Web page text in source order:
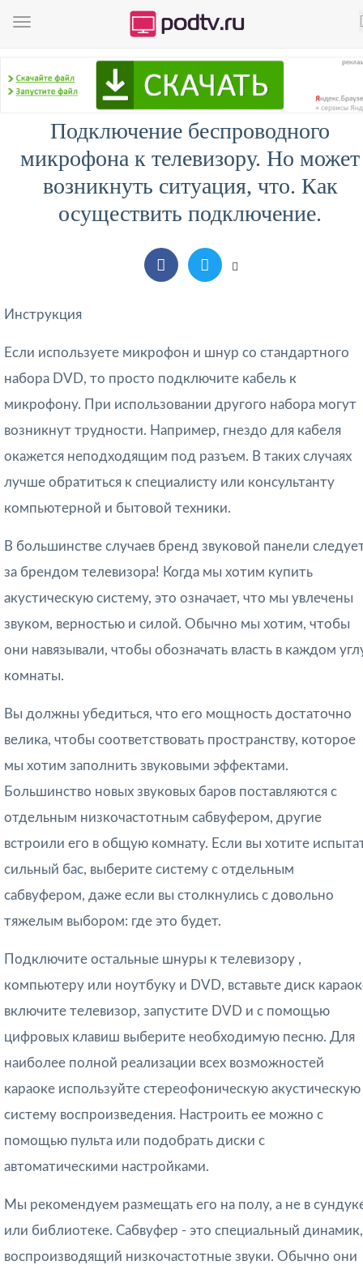
Подключение беспроводного
микрофона к телевизору. Но может
возникнуть ситуация, что. Как
осуществить подключение.
Инструкция
Если используете микрофон и шнур со стандартного
набора DVD, то просто подключите кабель к
микрофону. При использовании другого набора могут
возникнут трудности. Например, гнездо для кабеля
окажется неподходящим под разъем. В таких случаях
лучше обратиться к специалисту или консультанту
компьютерной и бытовой техники.
В большинстве случаев бренд звуковой панели
за брендом телевизора! Когда мы хотим купить
акустическую систему, это означает, что мы увлечены
звуком, верностью и силой. Обычно мы хотим, чтобы
они навязывали, чтобы обозначать власть в каждом
комнаты.
Вы должны убедиться, что его мощность достаточно
велика, чтобы соответствовать пространству, которое
мы хотим заполнить звуковыми эффектами.
Большинство новых звуковых баров поставляются с
отдельным низкочастотным сабвуфером, другие
встроили его в общую комнату. Если вы хотите
сильный бас, выберите систему с отдельным
сабвуфером, даже если вы столкнулись с довольно
тяжелым выбором: где это будет.
Подключите остальные шнуры к телевизору ,
компьютеру или ноутбуку и DVD, вставьте диск
включите телевизор, запустите DVD и с помощью
цифровых клавиш выберите необходимую песню. Для
наиболее полной реализации всех возможностей
караоке используйте стереофоническую акустическую
систему воспроизведения. Настроить ее можно с
помощью пульта или подобрать диски с
автоматическими настройками.
Мы рекомендуем размещать его на полу, а не в
или библиотеке. Сабвуфер - это специальный динамик,
воспроизводящий низкочастотные звуки. Обычно они